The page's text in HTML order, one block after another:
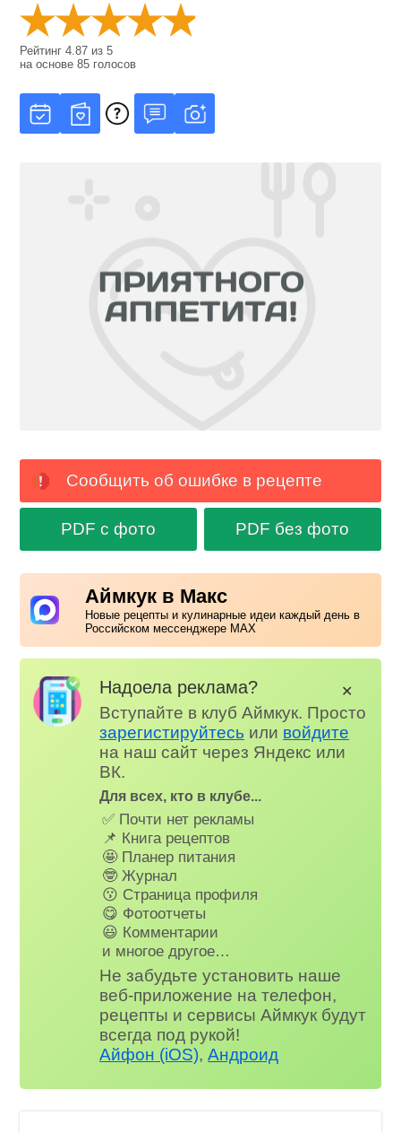
Рейтинг4.87 из5
на основе85 голосов
Сообщить об ошибке в рецепте
PDF с фото PDF без фото
Аймкук в Макс
Новые рецепты и кулинарные идеи каждый день в
Российском мессенджере MAX
Надоела реклама?
Вступайте в клуб Аймкук. Просто
зарегистируйтесь или войдите
на наш сайт через Яндекс или
ВК.
Для всех, кто в клубе...
✅ Почти нет рекламы
📌 Книга рецептов
🤩 Планер питания
🤓 Журнал
😗 Страница профиля
😋 Фотоотчеты
😃 Комментарии
и многое другое…
Не забудьте установить наше
веб-приложение на телефон,
рецепты и сервисы Аймкук будут
всегда под рукой!
Айфон (iOS),Андроид
✕